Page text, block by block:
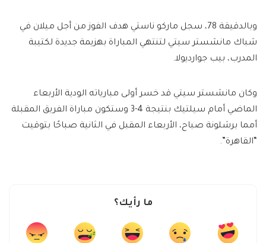
وبالدقيقة 78، سجل ماركو ناستي هدف الفوز من أجل ميلان في
شباك مانشستر سيتي لتنتهي المباراة بهزيمة جديدة لكتيبة
المدرب، بيب جوارديولا.
وكان مانشستر سيتي قد خسر أولى مبارياته الودية الأربعاء
الماضي أمام سيلتيك بنتيجة 4-3 وستكون مباراة الفريق المقبلة
أمما برشلونة صباح، الأربعاء المقبل في الثانية صباحًا بتوقيت
“القاهرة”.
ما رأيك؟